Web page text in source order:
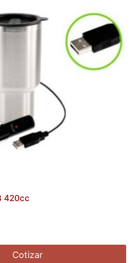
420cc
Cotizar